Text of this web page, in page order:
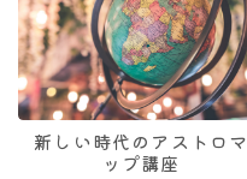
新しい時代のアストロマ
ップ講座